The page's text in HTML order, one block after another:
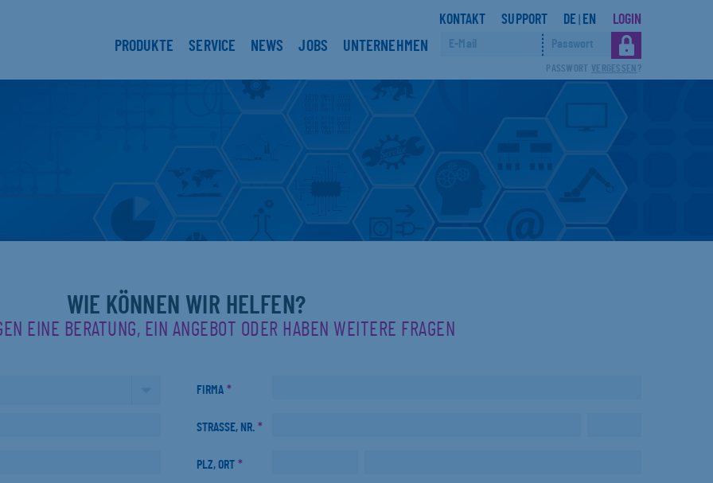
PRODUKTE SERVICE NEWS JOBS UNTERNEHMEN
PASSWORT VERGESSEN ?
KONTAKT SUPPORT DE EN LOGIN
WIE KÖNNEN WIR HELFEN?
EINE BERATUNG, EIN ANGEBOT ODER HABEN WEITERE FRAGEN
FIRMA *
STRASSE, NR. *
PLZ, ORT *